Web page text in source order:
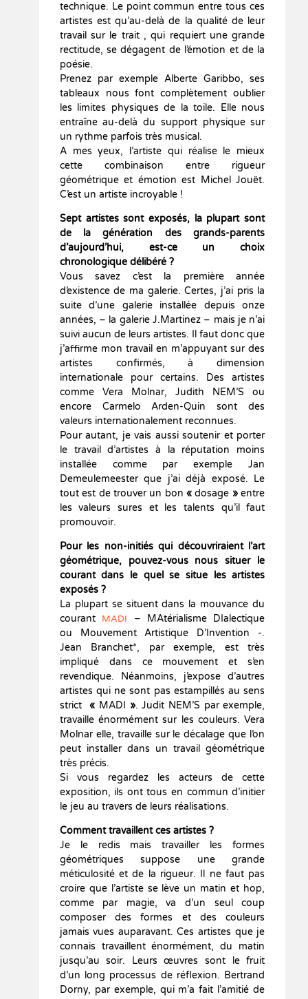
technique. Le point commun entre tous ces
artistes est qu’au-delà de la qualité de leur
travail sur le trait , qui requiert une grande
rectitude, se dégagent de l’émotion et de la
poésie.
Prenez par exemple Alberte Garibbo, ses
tableaux nous font complètement oublier
les limites physiques de la toile. Elle nous
entraîne au-delà du support physique sur
un rythme parfois très musical.
A mes yeux, l’artiste qui réalise le mieux
cette combinaison entre rigueur
géométrique et émotion est Michel Jouët.
C’est un artiste incroyable !
Sept artistes sont exposés, la plupart sont
de la génération des grands-parents
d’aujourd’hui, est-ce un choix
chronologique délibéré ?
Vous savez c’est la première année
d’existence de ma galerie. Certes, j’ai pris la
suite d’une galerie installée depuis onze
années, – la galerie J.Martinez – mais je n’ai
suivi aucun de leurs artistes. Il faut donc que
j’affirme mon travail en m’appuyant sur des
artistes confirmés, à dimension
internationale pour certains. Des artistes
comme Vera Molnar, Judith NEM’S ou
encore Carmelo Arden-Quin sont des
valeurs internationalement reconnues.
Pour autant, je vais aussi soutenir et porter
le travail d’artistes à la réputation moins
installée comme par exemple Jan
Demeulemeester que j’ai déjà exposé. Le
tout est de trouver un bon«dosage »entre
les valeurs sures et les talents qu’il faut
promouvoir.
Pour les non-initiés qui découvriraient l’art
géométrique, pouvez-vous nous situer le
courant dans le quel se situe les artistes
exposés ?
La plupart se situent dans la mouvance du
courant MADI
– MAtérialisme DIalectique
ou Mouvement Artistique D’Invention -.
Jean Branchet*, par exemple, est très
impliqué dans ce mouvement et s’en
revendique. Néanmoins, j’expose d’autres
artistes qui ne sont pas estampillés au sens
strict« MADI ». Judit NEM’S par exemple,
travaille énormément sur les couleurs. Vera
Molnar elle, travaille sur le décalage que l’on
peut installer dans un travail géométrique
très précis.
Si vous regardez les acteurs de cette
exposition, ils ont tous en commun d’initier
le jeu au travers de leurs réalisations.
Comment travaillent ces artistes ?
Je le redis mais travailler les formes
géométriques suppose une grande
méticulosité et de la rigueur. Il ne faut pas
croire que l’artiste se lève un matin et hop,
comme par magie, va d’un seul coup
composer des formes et des couleurs
jamais vues auparavant. Ces artistes que je
connais travaillent énormément, du matin
jusqu’au soir. Leurs œuvres sont le fruit
d’un long processus de réflexion. Bertrand
Dorny, par exemple, qui m’a fait l’amitié de